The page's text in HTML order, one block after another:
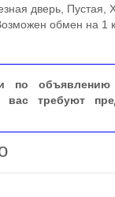
дверь,
обмен на 1
по
требуют